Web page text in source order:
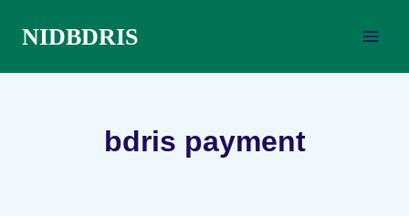
content
NIDBDRIS
bdris payment